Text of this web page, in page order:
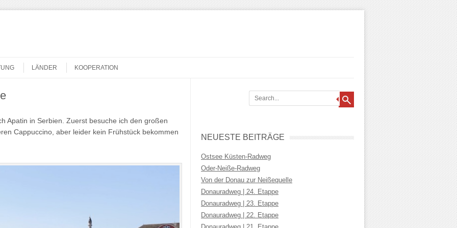
LÄNDER KOOPERATION
Apatin in Serbien. Zuerst besuche ich den großen
Cappuccino, aber leider kein Frühstück bekommen
NEUESTE BEITRÄGE
Ostsee Küsten-Radweg
Oder-Neiße-Radweg
Von der Donau zur Neißequelle
Donauradweg | 24. Etappe
Donauradweg | 23. Etappe
Donauradweg | 22. Etappe